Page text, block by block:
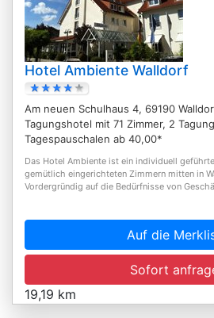
Hotel Ambiente Walldorf
Am neuen Schulhaus 4, 69190
Tagungshotel mit 71 Zimmer, 2
Tagespauschalen ab 40,00*
Das Hotel Ambiente ist ein individuell
gemütlich eingerichteten Zimmern mitten in
Vordergründig auf die Bedürfnisse von
Auf die
Sofort
19,19 km